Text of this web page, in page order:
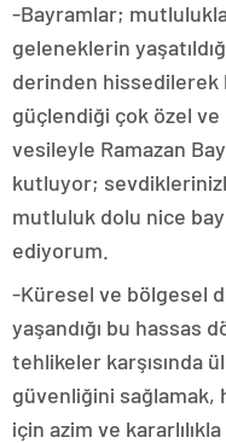
-Bayramlar;
geleneklerin
derinden
güçlendiği çok özel ve
vesileyle Ramazan
kutluyor;
mutluluk dolu nice
ediyorum.
-Küresel ve bölgesel
yaşandığı bu hassas
tehlikeler karşısında
güvenliğini sağlamak,
için azim ve